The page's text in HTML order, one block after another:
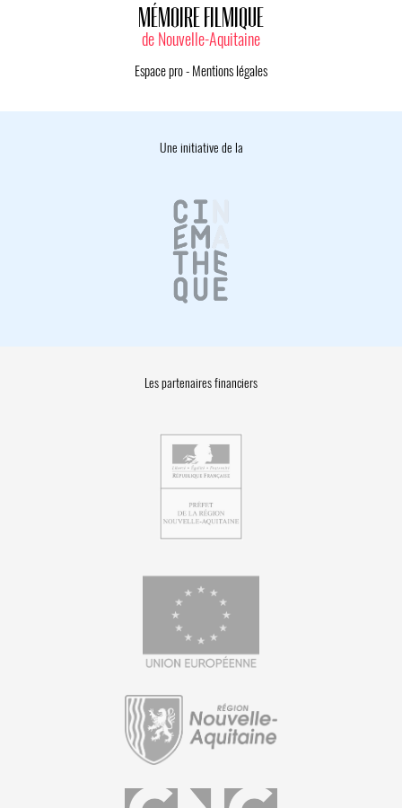
MÉMOIRE FILMIQUE
de Nouvelle-Aquitaine
Espace pro- Mentions légales
Une initiative de la
Les partenaires financiers